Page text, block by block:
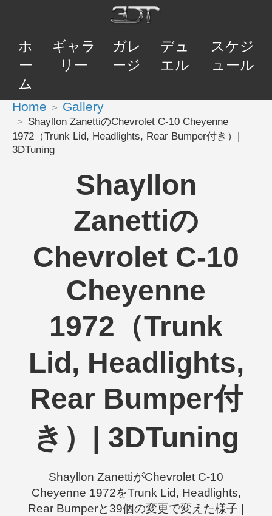
ホ
ー
ム
ギャラ
リー
ガレ
ージ
デュ
エル
スケジ
ュール
Home Gallery
Shayllon ZanettiのChevrolet C-10 Cheyenne
1972（Trunk Lid, Headlights, Rear Bumper付き）|
3DTuning
Shayllon
Zanettiの
Chevrolet C-10
Cheyenne
1972（Trunk
Lid, Headlights,
Rear Bumper付
き）| 3DTuning
Shayllon ZanettiがChevrolet C-10
Cheyenne 1972をTrunk Lid, Headlights,
Rear Bumperと39個の変更で変えた様子 |